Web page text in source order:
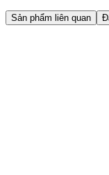
Sản phẩm liên quan